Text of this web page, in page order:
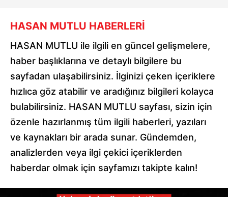
HASAN MUTLU HABERLERİ
HASAN MUTLU ile ilgili en güncel gelişmelere,
haber başlıklarına ve detaylı bilgilere bu
sayfadan ulaşabilirsiniz. İlginizi çeken içeriklere
hızlıca göz atabilir ve aradığınız bilgileri kolayca
bulabilirsiniz. HASAN MUTLU sayfası, sizin için
özenle hazırlanmış tüm ilgili haberleri, yazıları
ve kaynakları bir arada sunar. Gündemden,
analizlerden veya ilgi çekici içeriklerden
haberdar olmak için sayfamızı takipte kalın!